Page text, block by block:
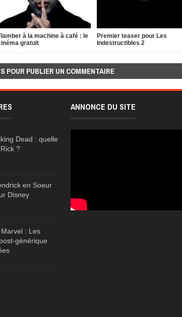
à la machine à café : le
gratuit
Premier teaser pour Les
Indestructibles 2
POUR PUBLIER UN COMMENTAIRE
Dead : quelle
?
en Soeur
Disney
: Les
générique
ANNONCE DU SITE